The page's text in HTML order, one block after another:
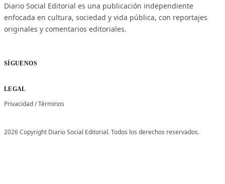
Diario Social Editorial es una publicación independiente
enfocada en cultura, sociedad y vida pública, con reportajes
originales y comentarios editoriales.
SÍGUENOS
LEGAL
Privacidad/Términos
2026 Copyright Diario Social Editorial. Todos los derechos reservados.